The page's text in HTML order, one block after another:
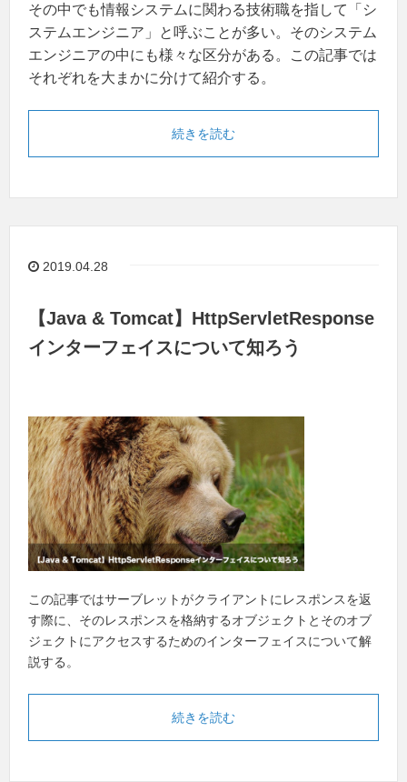
その中でも情報システムに関わる技術職を指して「シ
ステムエンジニア」と呼ぶことが多い。そのシステム
エンジニアの中にも様々な区分がある。この記事では
それぞれを大まかに分けて紹介する。
続きを読む
2019.04.28
【Java & Tomcat】HttpServletResponse
インターフェイスについて知ろう
この記事ではサーブレットがクライアントにレスポンスを返
す際に、そのレスポンスを格納するオブジェクトとそのオブ
ジェクトにアクセスするためのインターフェイスについて解
説する。
続きを読む